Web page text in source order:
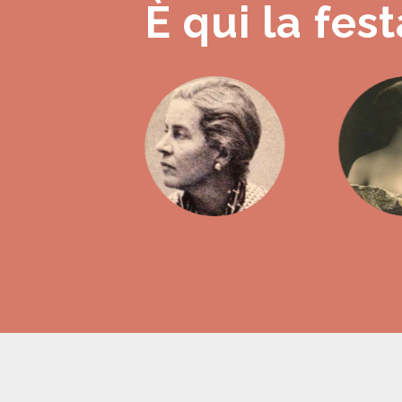
È qui la